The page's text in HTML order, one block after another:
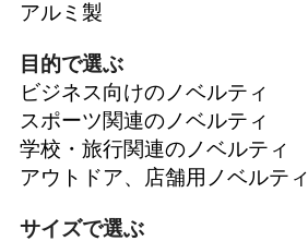
アルミ製
目的で選ぶ
ビジネス向けのノベルティ
スポーツ関連のノベルティ
学校・旅行関連のノベルティ
アウトドア、店舗用ノベルティ
サイズで選ぶ